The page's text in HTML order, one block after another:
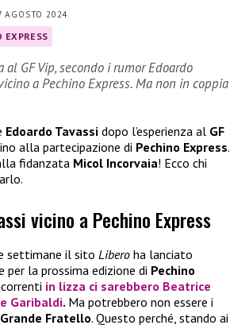
AGOSTO 2024
EXPRESS
al GF Vip, secondo i rumor Edoardo
a Pechino Express. Ma non in coppia
Edoardo Tavassi dopo l’esperienza al GF
alla partecipazione di Pechino Express.
fidanzata Micol Incorvaia! Ecco chi
vicino a Pechino Express
settimane il sito Libero ha lanciato
per la prossima edizione di Pechino
in lizza ci sarebbero Beatrice
Garibaldi. Ma potrebbero non essere i
Grande Fratello. Questo perché, stando ai